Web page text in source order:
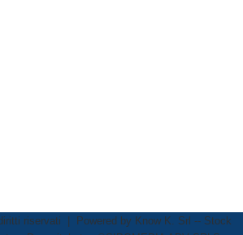
riservati | Powered by Know K. Srl -- Stock